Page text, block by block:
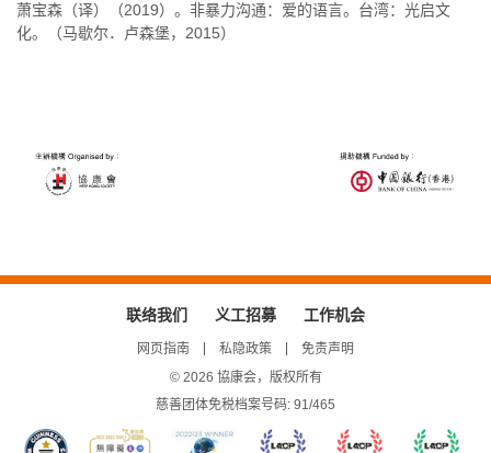
萧宝森（译）（2019）。非暴力沟通：爱的语言。台湾：光启文
化。（马歇尔．卢森堡，2015）
联络我们 义工招募 工作机会
网页指南 私隐政策
免责声明
© 2026 協康会，版权所有
慈善团体免税档案号码: 91/465